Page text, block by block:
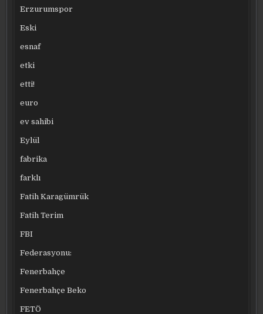
Erzurumspor
Eski
esnaf
etki
etti!
euro
ev sahibi
Eylül
fabrika
farklı
Fatih Karagümrük
Fatih Terim
FBI
Federasyonu:
Fenerbahçe
Fenerbahçe Beko
FETÖ